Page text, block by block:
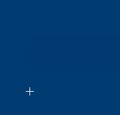
Formação